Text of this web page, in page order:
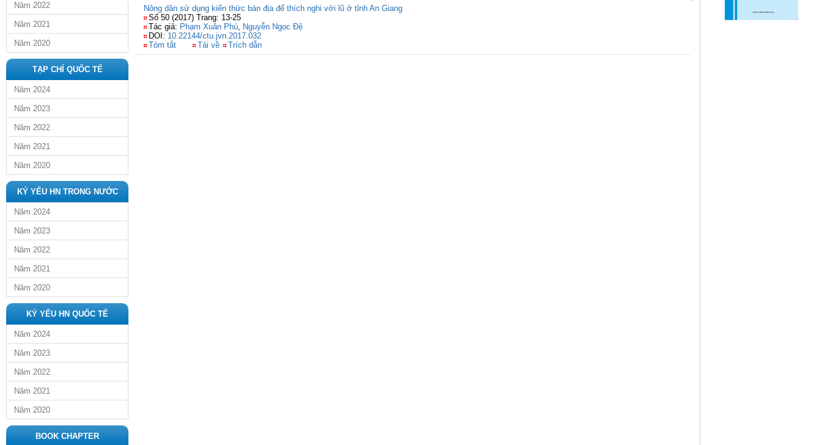
Năm 2022
Năm 2021
Năm 2020
TẠP CHÍ QUỐC TẾ
Năm 2024
Năm 2023
Năm 2022
Năm 2021
Năm 2020
KỶ YẾU HN TRONG NƯỚC
Năm 2024
Năm 2023
Năm 2022
Năm 2021
Năm 2020
KỶ YẾU HN QUỐC TẾ
Năm 2024
Năm 2023
Năm 2022
Năm 2021
Năm 2020
BOOK CHAPTER
Nông dân sử dụng kiến thức bản địa để thích nghi với lũ ở tỉnh An Giang
Số 50 (2017) Trang: 13-25
Tác giả: Phạm Xuân Phú, Nguyễn Ngọc Đệ
DOI: 10.22144/ctu.jvn.2017.032
Tóm tắt
Tải về Trích dẫn